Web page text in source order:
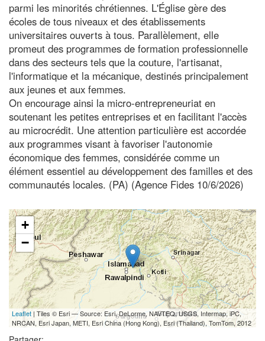
parmi les minorités chrétiennes. L'Église gère des
écoles de tous niveaux et des établissements
universitaires ouverts à tous. Parallèlement, elle
promeut des programmes de formation professionnelle
dans des secteurs tels que la couture, l'artisanat,
l'informatique et la mécanique, destinés principalement
aux jeunes et aux femmes.
On encourage ainsi la micro-entrepreneuriat en
soutenant les petites entreprises et en facilitant l'accès
au microcrédit. Une attention particulière est accordée
aux programmes visant à favoriser l'autonomie
économique des femmes, considérée comme un
élément essentiel au développement des familles et des
communautés locales. (PA) (Agence Fides 10/6/2026)
+
−
Leaflet | Tiles © Esri — Source: Esri, DeLorme, NAVTEQ, USGS, Intermap, iPC,
NRCAN, Esri Japan, METI, Esri China (Hong Kong), Esri (Thailand), TomTom, 2012